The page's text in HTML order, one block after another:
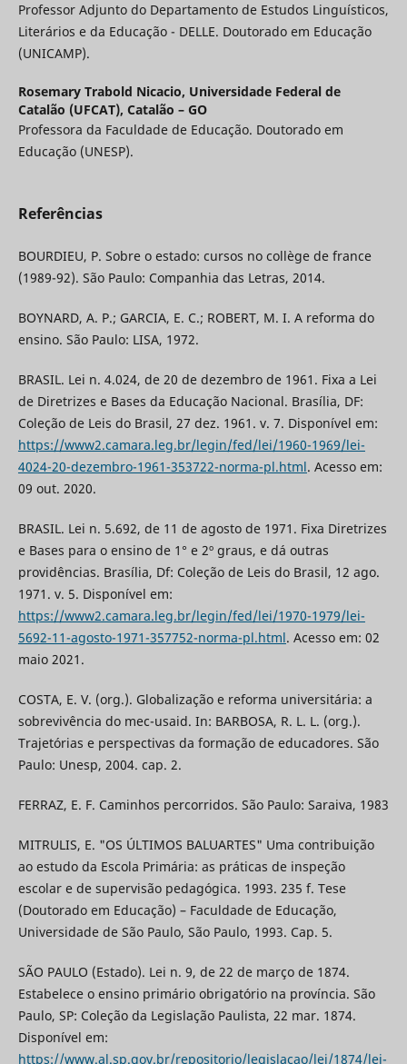
Professor Adjunto do Departamento de Estudos Linguísticos,
Literários e da Educação - DELLE. Doutorado em Educação
(UNICAMP).
Rosemary Trabold Nicacio, Universidade Federal de
Catalão (UFCAT), Catalão – GO
Professora da Faculdade de Educação. Doutorado em
Educação (UNESP).
Referências
BOURDIEU, P. Sobre o estado: cursos no collège de france
(1989-92). São Paulo: Companhia das Letras, 2014.
BOYNARD, A. P.; GARCIA, E. C.; ROBERT, M. I. A reforma do
ensino. São Paulo: LISA, 1972.
BRASIL. Lei n. 4.024, de 20 de dezembro de 1961. Fixa a Lei
de Diretrizes e Bases da Educação Nacional. Brasília, DF:
Coleção de Leis do Brasil, 27 dez. 1961. v. 7. Disponível em:
https://www2.camara.leg.br/legin/fed/lei/1960-1969/lei-
4024-20-dezembro-1961-353722-norma-pl.html. Acesso em:
09 out. 2020.
BRASIL. Lei n. 5.692, de 11 de agosto de 1971. Fixa Diretrizes
e Bases para o ensino de 1° e 2º graus, e dá outras
providências. Brasília, Df: Coleção de Leis do Brasil, 12 ago.
1971. v. 5. Disponível em:
https://www2.camara.leg.br/legin/fed/lei/1970-1979/lei-
5692-11-agosto-1971-357752-norma-pl.html. Acesso em: 02
maio 2021.
COSTA, E. V. (org.). Globalização e reforma universitária: a
sobrevivência do mec-usaid. In: BARBOSA, R. L. L. (org.).
Trajetórias e perspectivas da formação de educadores. São
Paulo: Unesp, 2004. cap. 2.
FERRAZ, E. F. Caminhos percorridos. São Paulo: Saraiva, 1983
MITRULIS, E. "OS ÚLTIMOS BALUARTES" Uma contribuição
ao estudo da Escola Primária: as práticas de inspeção
escolar e de supervisão pedagógica. 1993. 235 f. Tese
(Doutorado em Educação) – Faculdade de Educação,
Universidade de São Paulo, São Paulo, 1993. Cap. 5.
SÃO PAULO (Estado). Lei n. 9, de 22 de março de 1874.
Estabelece o ensino primário obrigatório na província. São
Paulo, SP: Coleção da Legislação Paulista, 22 mar. 1874.
Disponível em:
https://www.al.sp.gov.br/repositorio/legislacao/lei/1874/lei-